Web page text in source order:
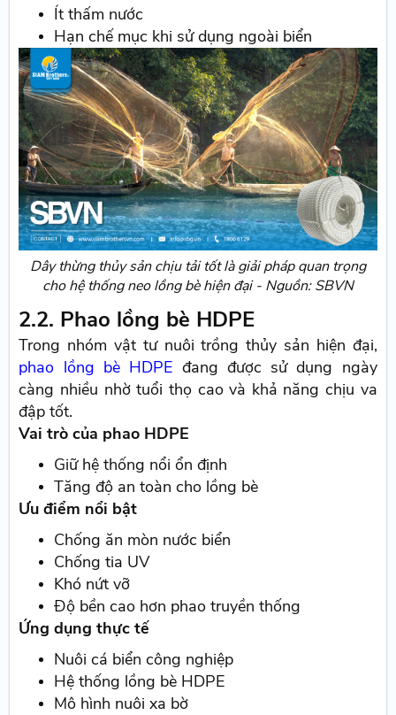
Ít thấm nước
Hạn chế mục khi sử dụng ngoài biển
Dây thừng thủy sản chịu tải tốt là giải pháp quan trọng
cho hệ thống neo lồng bè hiện đại - Nguồn: SBVN
2.2. Phao lồng bè HDPE
Trong nhóm vật tư nuôi trồng thủy sản hiện đại,
phao lồng bè HDPE đang được sử dụng ngày
càng nhiều nhờ tuổi thọ cao và khả năng chịu va
đập tốt.
Vai trò của phao HDPE
Giữ hệ thống nổi ổn định
Tăng độ an toàn cho lồng bè
Ưu điểm nổi bật
Chống ăn mòn nước biển
Chống tia UV
Khó nứt vỡ
Độ bền cao hơn phao truyền thống
Ứng dụng thực tế
Nuôi cá biển công nghiệp
Hệ thống lồng bè HDPE
Mô hình nuôi xa bờ